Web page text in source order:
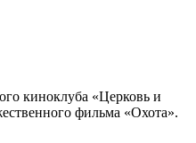
киноклуба «Церковь и
фильма «Охота».